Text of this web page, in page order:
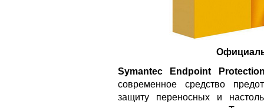
Symantec Endpoint
современное средство
защиту переносных и